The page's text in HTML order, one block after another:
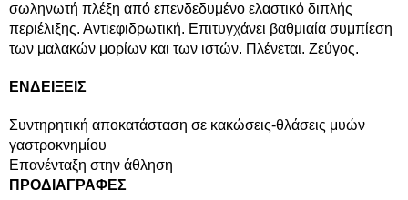
σωληνωτή πλέξη από επενδεδυμένο ελαστικό διπλής
περιέλιξης. Αντιεφιδρωτική. Επιτυγχάνει βαθμιαία συμπίεση
των μαλακών μορίων και των ιστών. Πλένεται. Ζεύγος.
ΕΝΔΕΙΞΕΙΣ
Συντηρητική αποκατάσταση σε κακώσεις-θλάσεις μυών
γαστροκνημίου
Επανένταξη στην άθληση
ΠΡΟΔΙΑΓΡΑΦΕΣ